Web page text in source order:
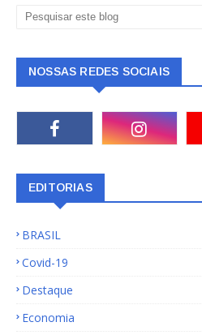
NOSSAS REDES SOCIAIS
EDITORIAS
BRASIL
Covid-19
Destaque
Economia